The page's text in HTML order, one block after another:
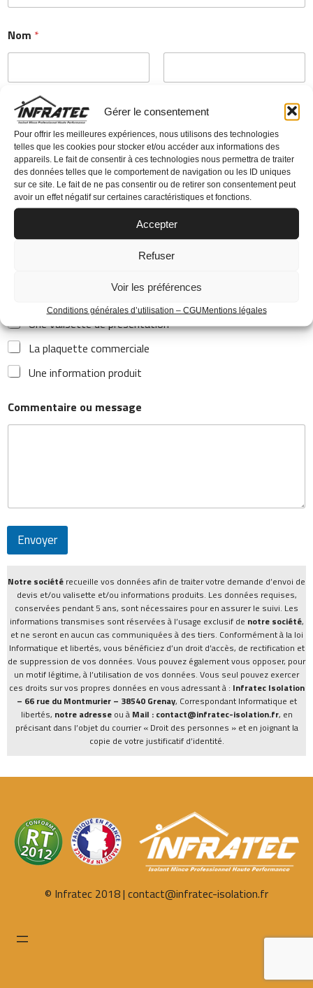
Gérer le consentement
Pour offrir les meilleures expériences, nous utilisons des technologies
telles que les cookies pour stocker et/ou accéder aux informations des
appareils. Le fait de consentir à ces technologies nous permettra de traiter
des données telles que le comportement de navigation ou les ID uniques
sur ce site. Le fait de ne pas consentir ou de retirer son consentement peut
avoir un effet négatif sur certaines caractéristiques et fonctions.
Accepter
Refuser
Voir les préférences
Conditions générales d’utilisation – CGUMentions légales
Nom *
Prénom
Téléphone*
E-mail*
Une valisette de présentation
La plaquette commerciale
Une information produit
Commentaire ou message
Envoyer
Notre société recueille vos données afin de traiter votre demande d’envoi de
devis et/ou valisette et/ou informations produits. Les données requises,
conservées pendant 5 ans, sont nécessaires pour en assurer le suivi. Les
informations transmises sont réservées à l’usage exclusif de notre société,
et ne seront en aucun cas communiquées à des tiers. Conformément à la loi
Informatique et libertés, vous bénéficiez d’un droit d’accès, de rectification et
de suppression de vos données. Vous pouvez également vous opposer, pour
un motif légitime, à l’utilisation de vos données. Vous seul pouvez exercer
ces droits sur vos propres données en vous adressant à : Infratec Isolation
– 66 rue du Montmurier – 38540 Grenay, Correspondant Informatique et
libertés, notre adresseou à Mail : contact@infratec-isolation.fr, en
précisant dans l’objet du courrier « Droit des personnes » et en joignant la
copie de votre justificatif d’identité.
© Infratec 2018 | contact@infratec-isolation.fr